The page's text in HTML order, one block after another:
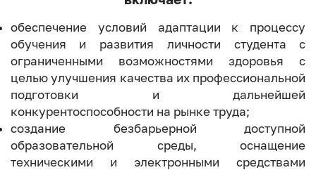
обеспечение условий адаптации к процессу
обучения и развития личности студента с
ограниченными возможностями здоровья с
целью улучшения качества их профессиональной
подготовки и дальнейшей
конкурентоспособности на рынке труда;
создание безбарьерной доступной
образовательной среды, оснащение
техническими и электронными средствами